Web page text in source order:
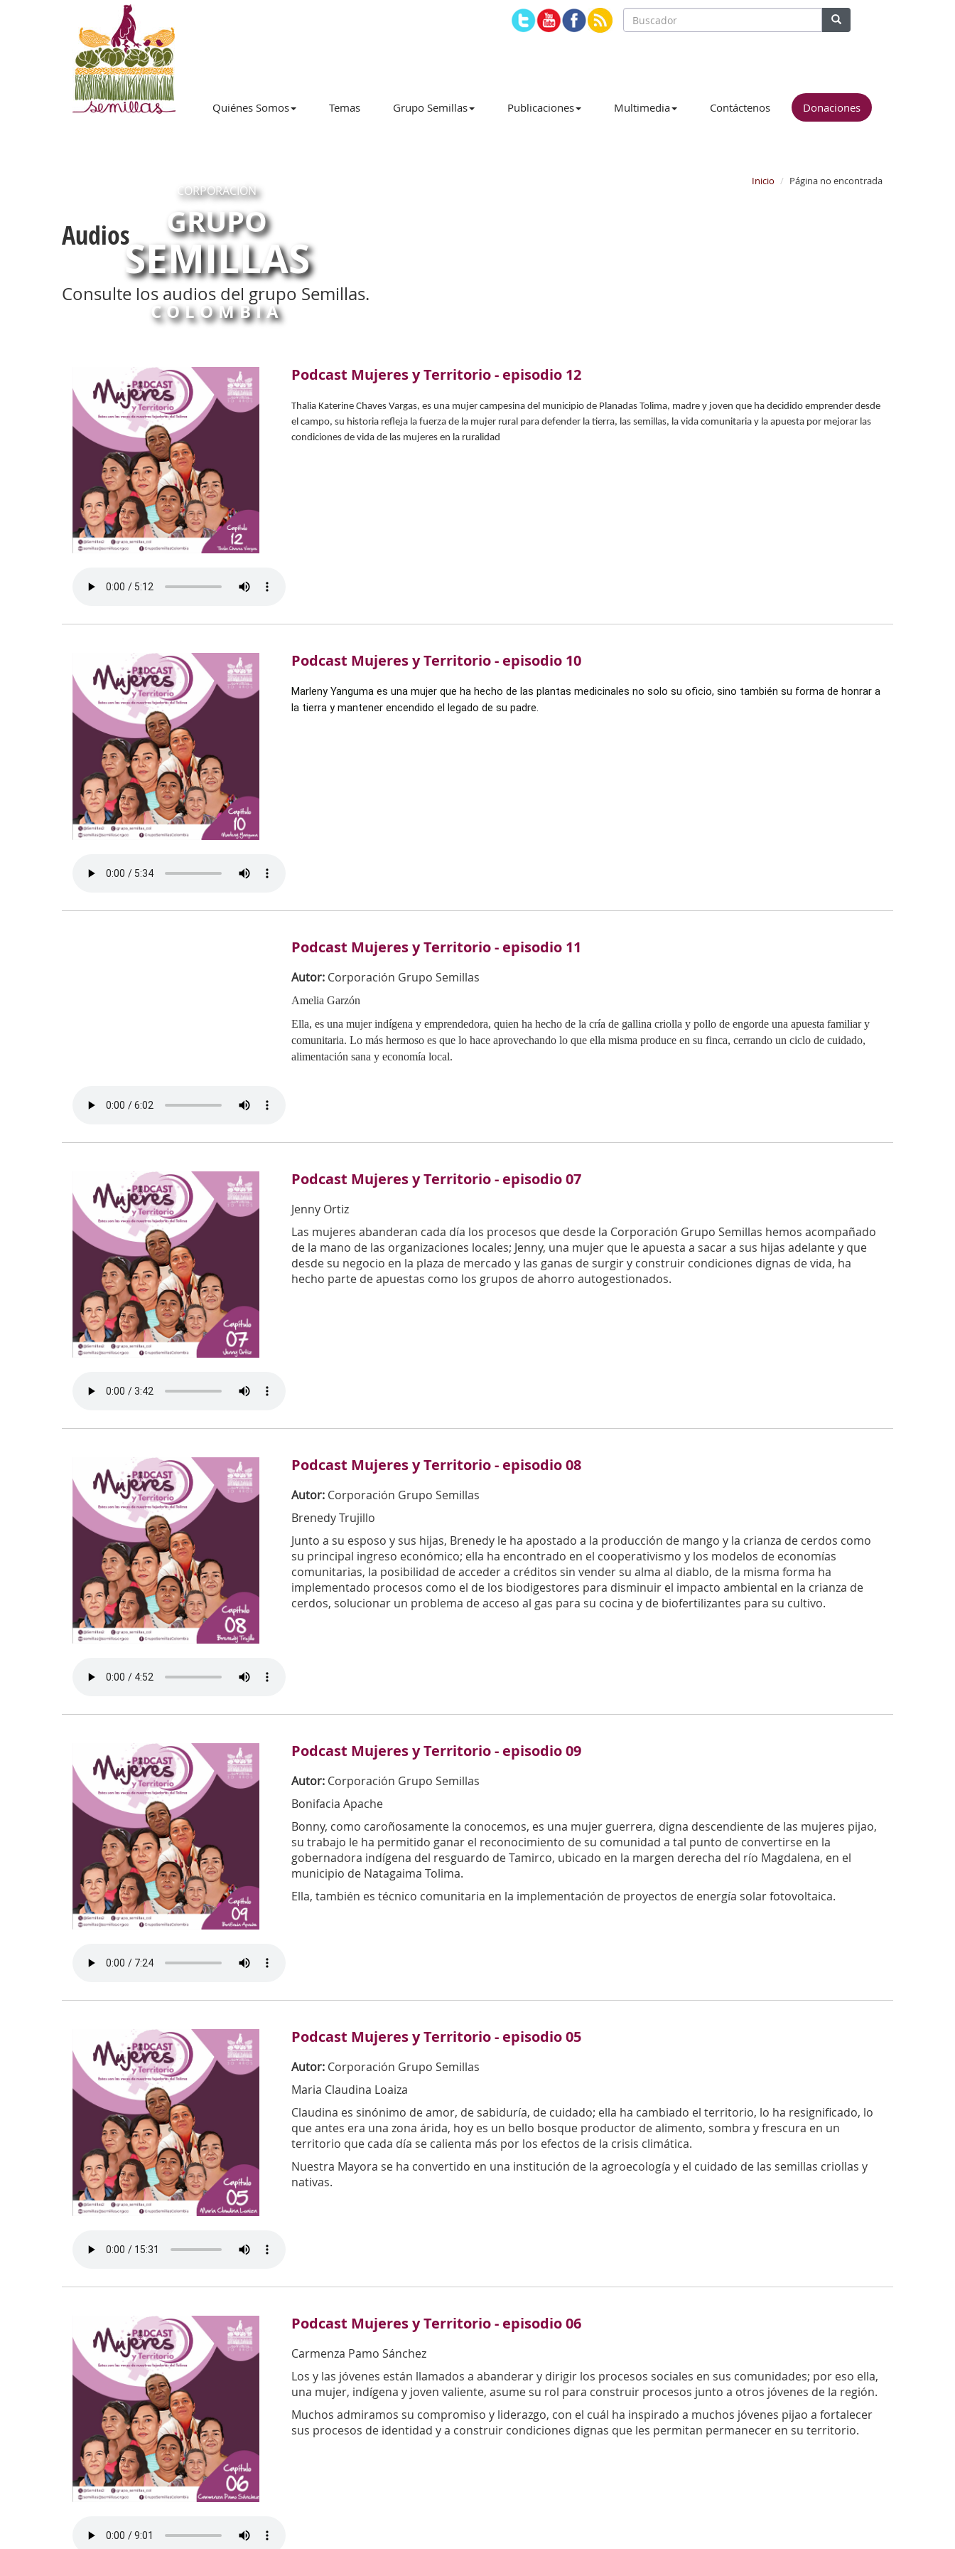
Quiénes Somos Temas Grupo Semillas Publicaciones Multimedia Contáctenos Donaciones
CORPORACIÓN
GRUPO
SEMILLAS
COLOMBIA
Inicio Página no encontrada
Audios
Consulte los audios del grupo Semillas.
Podcast Mujeres y Territorio - episodio 12
Thalia Katerine Chaves Vargas, es una mujer campesina del municipio de Planadas Tolima, madre y joven que ha decidido emprender desde
el campo, su historia refleja la fuerza de la mujer rural para defender la tierra, las semillas, la vida comunitaria y la apuesta por mejorar las
condiciones de vida de las mujeres en la ruralidad
Podcast Mujeres y Territorio - episodio 10
Marleny Yanguma es una mujer que ha hecho de las plantas medicinales no solo su oficio, sino también su forma de honrar a
la tierra y mantener encendido el legado de su padre.
Podcast Mujeres y Territorio - episodio 11
Autor: Corporación Grupo Semillas
Amelia Garzón
Ella, es una mujer indígena y emprendedora, quien ha hecho de la cría de gallina criolla y pollo de engorde una apuesta familiar y
comunitaria. Lo más hermoso es que lo hace aprovechando lo que ella misma produce en su finca, cerrando un ciclo de cuidado,
alimentación sana y economía local.
Podcast Mujeres y Territorio - episodio 07
Jenny Ortiz
Las mujeres abanderan cada día los procesos que desde la Corporación Grupo Semillas hemos acompañado
de la mano de las organizaciones locales; Jenny, una mujer que le apuesta a sacar a sus hijas adelante y que
desde su negocio en la plaza de mercado y las ganas de surgir y construir condiciones dignas de vida, ha
hecho parte de apuestas como los grupos de ahorro autogestionados.
Podcast Mujeres y Territorio - episodio 08
Autor: Corporación Grupo Semillas
Brenedy Trujillo
Junto a su esposo y sus hijas, Brenedy le ha apostado a la producción de mango y la crianza de cerdos como
su principal ingreso económico; ella ha encontrado en el cooperativismo y los modelos de economías
comunitarias, la posibilidad de acceder a créditos sin vender su alma al diablo, de la misma forma ha
implementado procesos como el de los biodigestores para disminuir el impacto ambiental en la crianza de
cerdos, solucionar un problema de acceso al gas para su cocina y de biofertilizantes para su cultivo.
Podcast Mujeres y Territorio - episodio 09
Autor: Corporación Grupo Semillas
Bonifacia Apache
Bonny, como caroñosamente la conocemos, es una mujer guerrera, digna descendiente de las mujeres pijao,
su trabajo le ha permitido ganar el reconocimiento de su comunidad a tal punto de convertirse en la
gobernadora indígena del resguardo de Tamirco, ubicado en la margen derecha del río Magdalena, en el
municipio de Natagaima Tolima.
Ella, también es técnico comunitaria en la implementación de proyectos de energía solar fotovoltaica.
Podcast Mujeres y Territorio - episodio 05
Autor: Corporación Grupo Semillas
Maria Claudina Loaiza
Claudina es sinónimo de amor, de sabiduría, de cuidado; ella ha cambiado el territorio, lo ha resignificado, lo
que antes era una zona árida, hoy es un bello bosque productor de alimento, sombra y frescura en un
territorio que cada día se calienta más por los efectos de la crisis climática.
Nuestra Mayora se ha convertido en una institución de la agroecología y el cuidado de las semillas criollas y
nativas.
Podcast Mujeres y Territorio - episodio 06
Carmenza Pamo Sánchez
Los y las jóvenes están llamados a abanderar y dirigir los procesos sociales en sus comunidades; por eso ella,
una mujer, indígena y joven valiente, asume su rol para construir procesos junto a otros jóvenes de la región.
Muchos admiramos su compromiso y liderazgo, con el cuál ha inspirado a muchos jóvenes pijao a fortalecer
sus procesos de identidad y a construir condiciones dignas que les permitan permanecer en su territorio.